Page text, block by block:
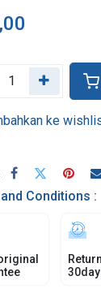
ke
Conditions :